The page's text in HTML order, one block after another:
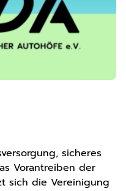
sicheres
Vorantreiben der
sich die Vereinigung